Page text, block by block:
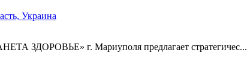
Украина
ЗДОРОВЬЕ» г. Мариуполя предлагает стратегичес...